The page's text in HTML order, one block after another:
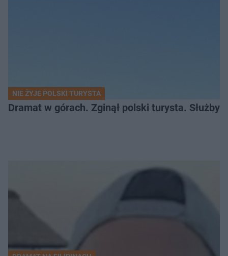
NIE ŻYJE POLSKI TURYSTA
Dramat w górach. Zginął polski turysta. Służby